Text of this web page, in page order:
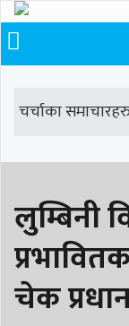
चर्चाका
# समाज रूपान्तरण #
# मृत्यु # सडक दुर्घटना
# समृद्धि एकेडेमी #
# रुपन्देही # रुपन्देही २
लुम्बिनी
चेक